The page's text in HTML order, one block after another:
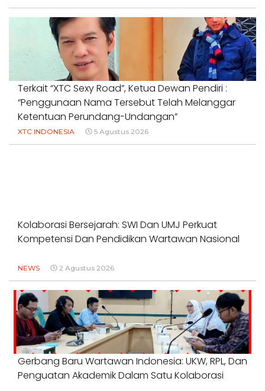
Terkait “XTC Sexy Road”, Ketua Dewan Pendiri :
“Penggunaan Nama Tersebut Telah Melanggar
Ketentuan Perundang-Undangan”
XTC INDONESIA 5 Agustus 2026
Kolaborasi Bersejarah: SWI Dan UMJ Perkuat
Kompetensi Dan Pendidikan Wartawan Nasional
NEWS 2 Agustus 2026
Gerbang Baru Wartawan Indonesia: UKW, RPL, Dan
Penguatan Akademik Dalam Satu Kolaborasi